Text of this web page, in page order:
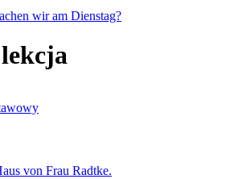
wir am Dienstag?
von Frau Radtke.